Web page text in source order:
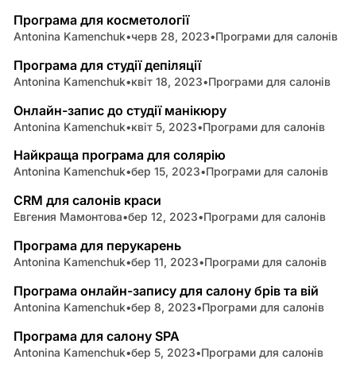
Програма для косметології
Antonina Kamenchuk•черв 28, 2023•Програми для салонів
3 min read
Програма для студії депіляції
Antonina Kamenchuk•квіт 18, 2023•Програми для салонів
2 min read
Онлайн-запис до студії манікюру
Antonina Kamenchuk•квіт 5, 2023•Програми для салонів
3 min read
Найкраща програма для солярію
Antonina Kamenchuk•бер 15, 2023•Програми для салонів
4 min read
CRM для салонів краси
Евгения Мамонтова•бер 12, 2023•Програми для салонів
4 min read
Програма для перукарень
Antonina Kamenchuk•бер 11, 2023•Програми для салонів
2 min read
Програма онлайн-запису для салону брів та вій
Antonina Kamenchuk•бер 8, 2023•Програми для салонів
3 min read
Програма для салону SPA
Antonina Kamenchuk•бер 5, 2023•Програми для салонів
3 min read